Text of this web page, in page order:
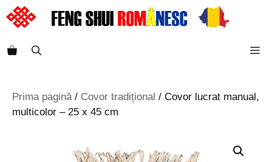
Sari
la
Prima pagină/ Covor tradițional / Covor lucrat manual,
multicolor – 25 x 45 cm